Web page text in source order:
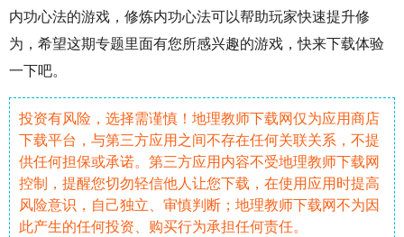
内功心法的游戏，修炼内功心法可以帮助玩家快速提升修
为 ，希望这期专题里面有您所感兴趣的游戏，快来下载体验
一下吧。
投资有风险，选择需谨慎！地理教师下载网仅为应用商店
下载平台，与第三方应用之间不存在任何关联关系，不提
供任何担保或承诺。第三方应用内容不受地理教师下载网
控制，提醒您切勿轻信他人让您下载，在使用应用时提高
风险意识，自己独立、审慎判断；地理教师下载网不为因
此产生的任何投资、购买行为承担任何责任。